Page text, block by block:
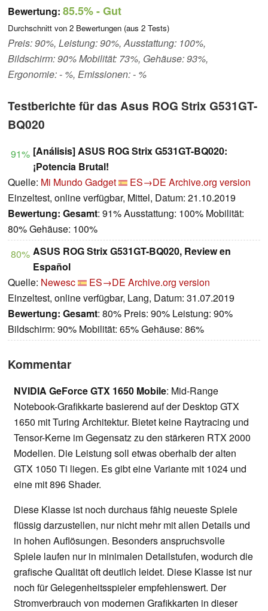
Bewertung: 85.5%- Gut
Durchschnitt von 2 Bewertungen (aus 2 Tests)
Preis: 90%, Leistung: 90%, Ausstattung: 100%,
Bildschirm: 90% Mobilität: 73%, Gehäuse: 93%,
Ergonomie: - %, Emissionen: - %
Testberichte für das Asus ROG Strix G531GT-
BQ020
91% [Análisis] ASUS ROG Strix G531GT-BQ020:
¡Potencia Brutal!
Quelle: Mi Mundo Gadget ES→DE Archive.org version
Einzeltest, online verfügbar, Mittel, Datum: 21.10.2019
Bewertung: Gesamt: 91% Ausstattung: 100% Mobilität:
80% Gehäuse: 100%
80% ASUS ROG Strix G531GT-BQ020, Review en
Español
Quelle: Newesc ES→DE Archive.org version
Einzeltest, online verfügbar, Lang, Datum: 31.07.2019
Bewertung: Gesamt: 80% Preis: 90% Leistung: 90%
Bildschirm: 90% Mobilität: 65% Gehäuse: 86%
Kommentar
NVIDIA GeForce GTX 1650 Mobile: Mid-Range
Notebook-Grafikkarte basierend auf der Desktop GTX
1650 mit Turing Architektur. Bietet keine Raytracing und
Tensor-Kerne im Gegensatz zu den stärkeren RTX 2000
Modellen. Die Leistung soll etwas oberhalb der alten
GTX 1050 Ti liegen. Es gibt eine Variante mit 1024 und
eine mit 896 Shader.
Diese Klasse ist noch durchaus fähig neueste Spiele
flüssig darzustellen, nur nicht mehr mit allen Details und
in hohen Auflösungen. Besonders anspruchsvolle
Spiele laufen nur in minimalen Detailstufen, wodurch die
grafische Qualität oft deutlich leidet. Diese Klasse ist nur
noch für Gelegenheitsspieler empfehlenswert. Der
Stromverbrauch von modernen Grafikkarten in dieser